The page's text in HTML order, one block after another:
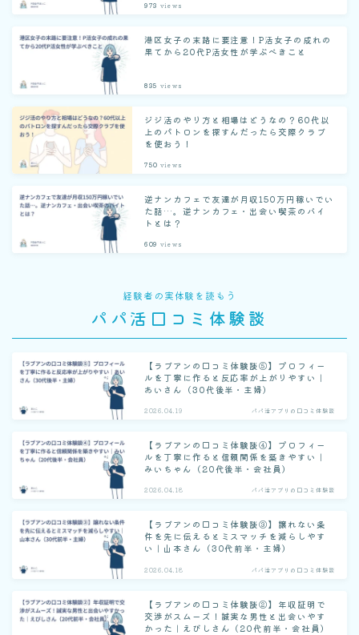
973 views
港区女子の末路に要注意！P活女子の成れの
果てから20代P活女性が学ぶべきこと
835 views
ジジ活のやり方と相場はどうなの？60代以
上のパトロンを探すんだったら交際クラブ
を使おう！
750 views
逆ナンカフェで友達が月収150万円稼いでい
た話…。逆ナンカフェ・出会い喫茶のバイ
トとは？
609 views
経験者の実体験を読もう
パパ活口コミ体験談
【ラブアンの口コミ体験談⑤】プロフィー
ルを丁寧に作ると反応率が上がりやすい｜
あいさん（30代後半・主婦）
2026.04.19 パパ活アプリの口コミ体験談
【ラブアンの口コミ体験談④】プロフィー
ルを丁寧に作ると信頼関係を築きやすい｜
みいちゃん（20代後半・会社員）
2026.04.18 パパ活アプリの口コミ体験談
【ラブアンの口コミ体験談③】譲れない条
件を先に伝えるとミスマッチを減らしやす
い｜山本さん（30代前半・主婦）
2026.04.18 パパ活アプリの口コミ体験談
【ラブアンの口コミ体験談②】年収証明で
交渉がスムーズ！誠実な男性と出会いやす
かった｜えびしさん（20代前半・会社員）